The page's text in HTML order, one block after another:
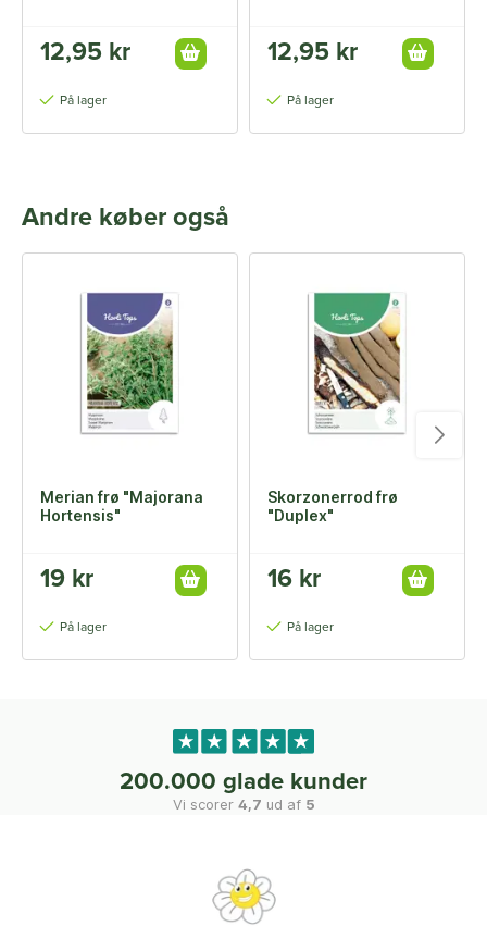
12,95 kr
På lager
12,95 kr
På lager
Andre køber også
Merian frø "Majorana
Hortensis"
19 kr
På lager
Skorzonerrod frø
"Duplex"
16 kr
På lager
200.000 glade kunder
Vi scorer 4,7 ud af 5